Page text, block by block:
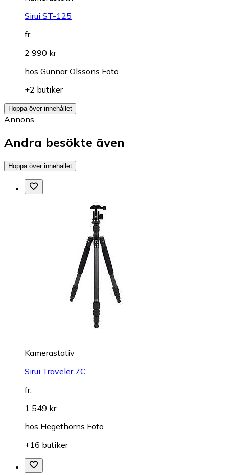
Sirui ST-125
fr.
2 990 kr
hos Gunnar Olssons Foto
+2 butiker
Hoppa över innehållet
Annons
Andra besökte även
Hoppa över innehållet
Kamerastativ
Sirui Traveler 7C
fr.
1 549 kr
hos Hegethorns Foto
+16 butiker